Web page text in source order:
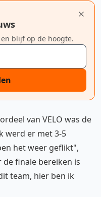
blijf op de hoogte.
van VELO was de
werd er met 3-5
het weer geflikt",
de finale bereiken is
team, hier ben ik